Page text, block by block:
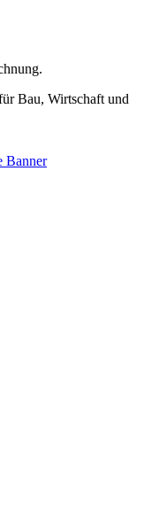
Bau, Wirtschaft und
Banner